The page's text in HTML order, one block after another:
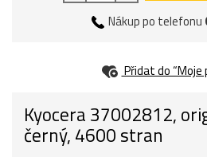
Nákup po telefonu
Přidat do “Moje
Kyocera 37002812,
černý, 4600 stran